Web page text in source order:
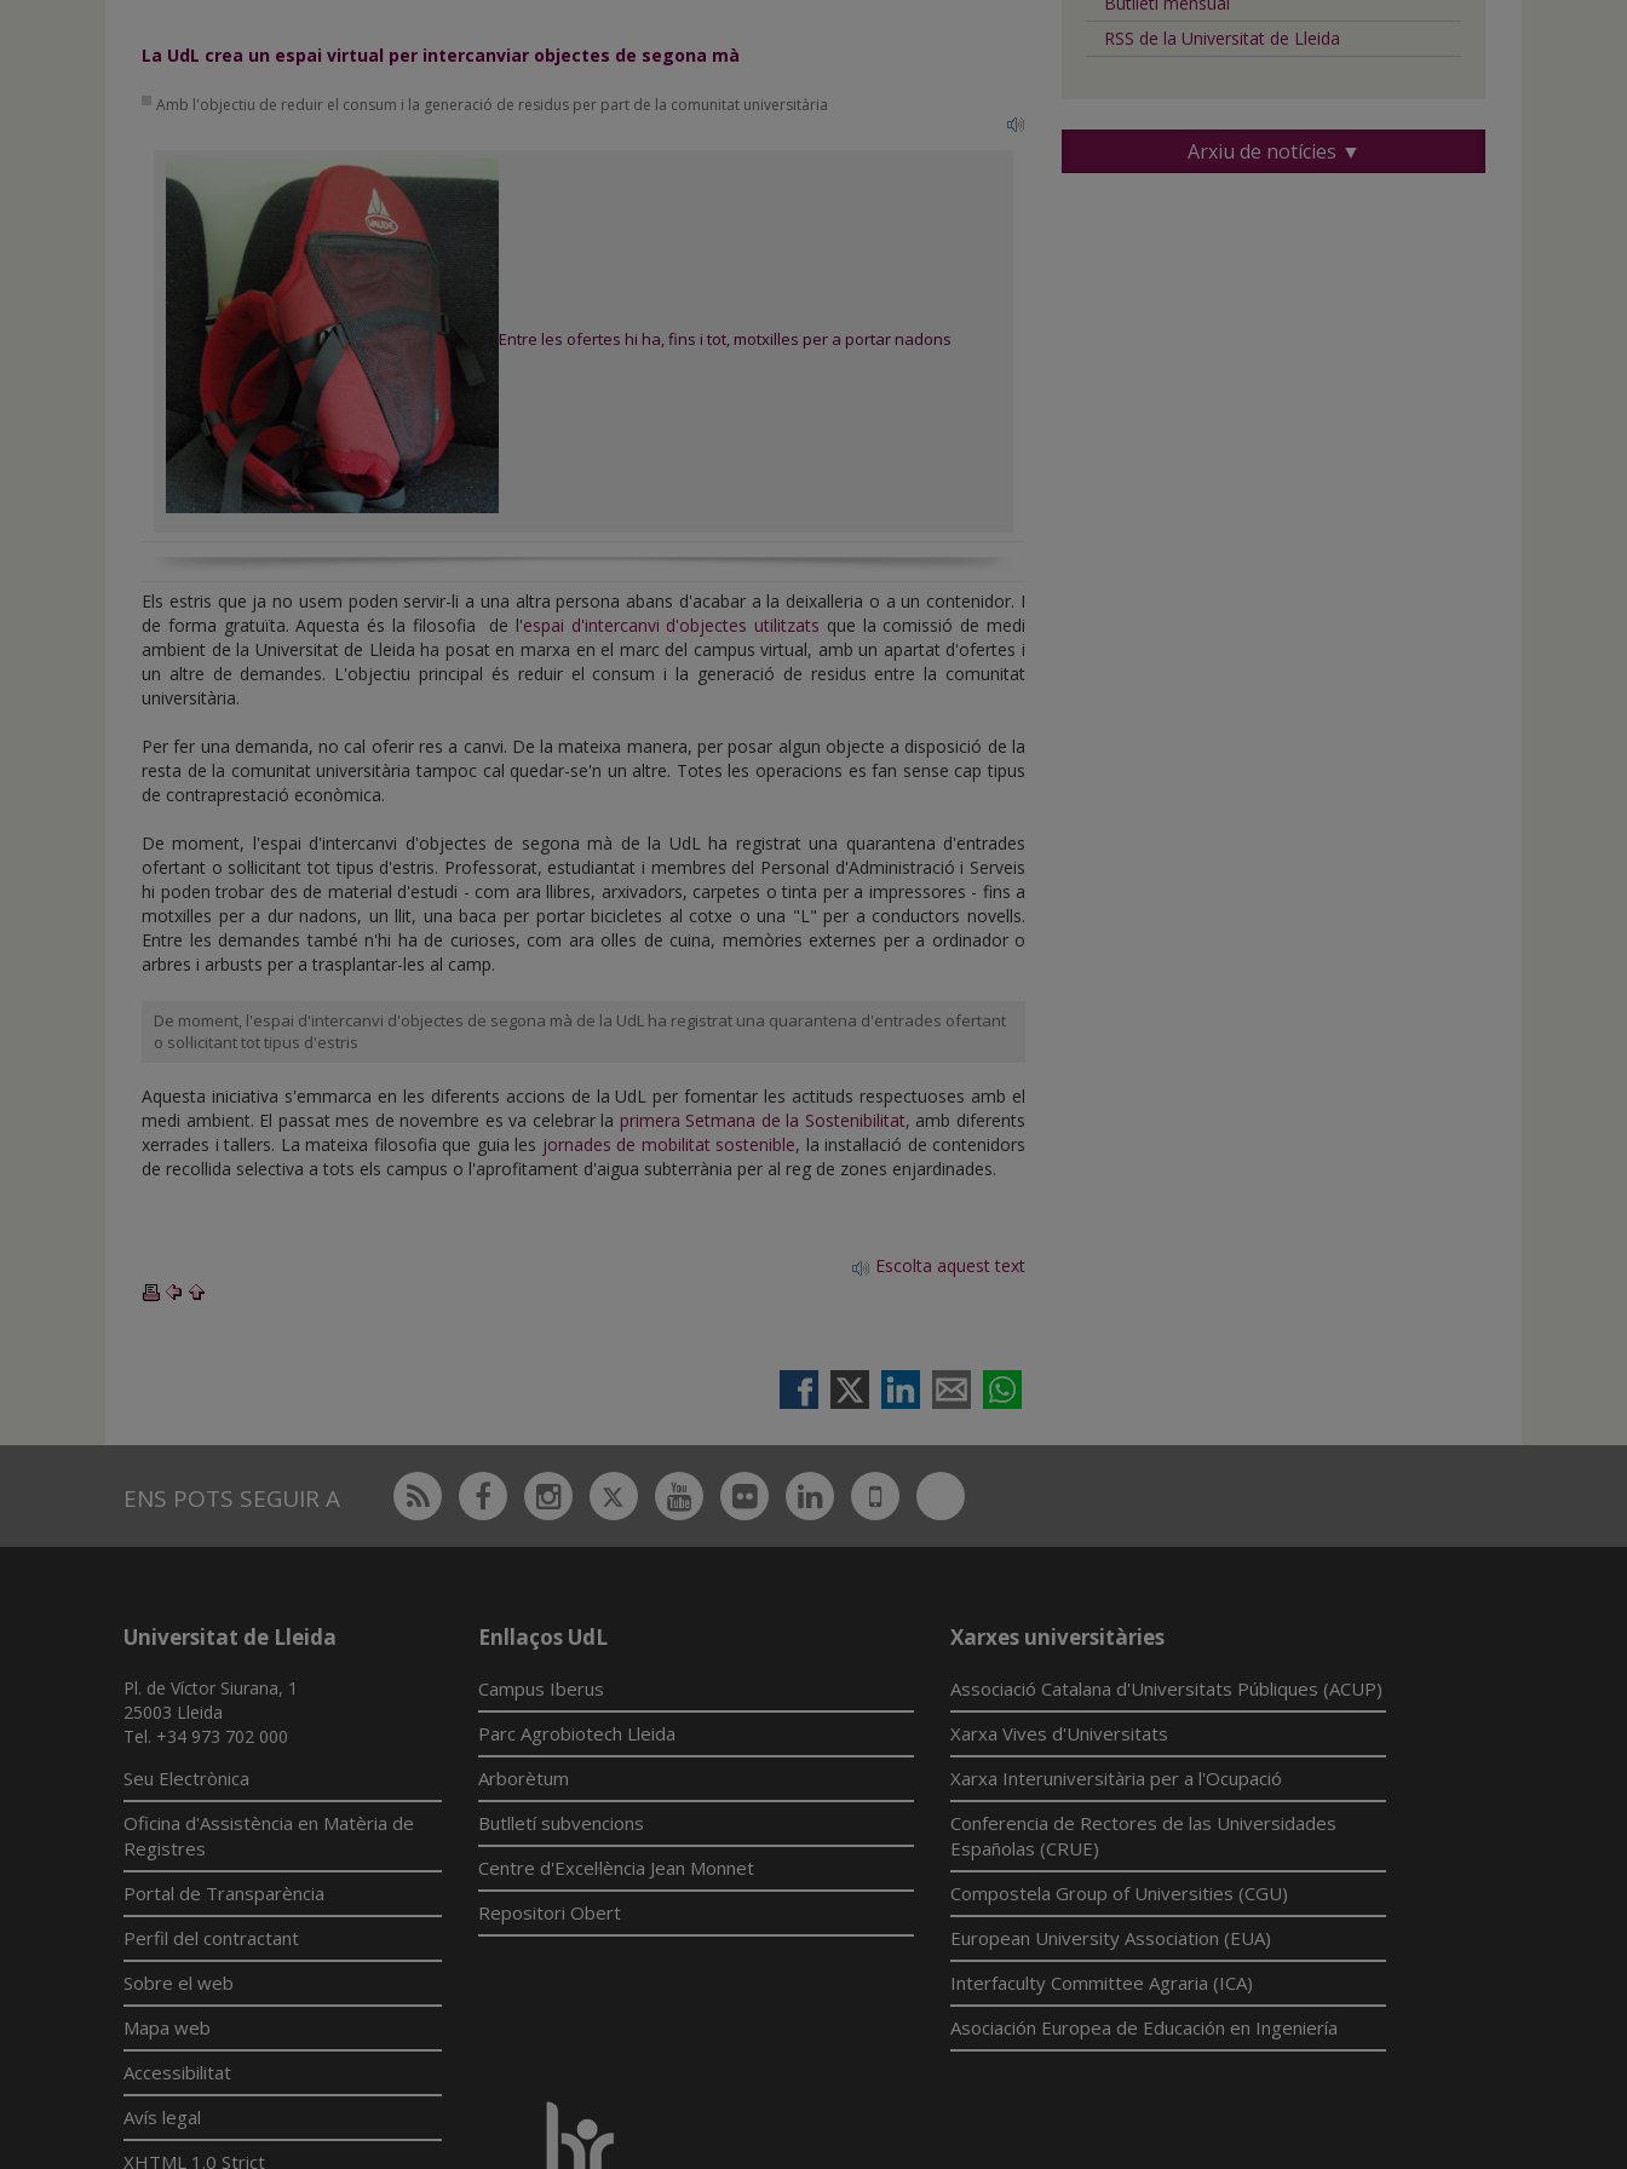
La UdL crea un espai virtual per intercanviar objectes de segona mà
Amb l'objectiu de reduir el consum i la generació de residus per part de la comunitat universitària
Entre les ofertes hi ha, fins i tot, motxilles per a portar nadons
Els estris que ja no usem poden servir-li a una altra persona abans d'acabar a la deixalleria o a un contenidor. I
de forma gratuïta. Aquesta és la filosofia de l'espai d'intercanvi d'objectes utilitzats que la comissió de medi
ambient de la Universitat de Lleida ha posat en marxa en el marc del campus virtual, amb un apartat d'ofertes i
un altre de demandes. L'objectiu principal és reduir el consum i la generació de residus entre la comunitat
universitària.
Per fer una demanda, no cal oferir res a canvi. De la mateixa manera, per posar algun objecte a disposició de la
resta de la comunitat universitària tampoc cal quedar-se'n un altre. Totes les operacions es fan sense cap tipus
de contraprestació econòmica.
De moment, l'espai d'intercanvi d'objectes de segona mà de la UdL ha registrat una quarantena d'entrades
ofertant o sol·licitant tot tipus d'estris. Professorat, estudiantat i membres del Personal d'Administració i Serveis
hi poden trobar des de material d'estudi - com ara llibres, arxivadors, carpetes o tinta per a impressores - fins a
motxilles per a dur nadons, un llit, una baca per portar bicicletes al cotxe o una "L" per a conductors novells.
Entre les demandes també n'hi ha de curioses, com ara olles de cuina, memòries externes per a ordinador o
arbres i arbusts per a trasplantar-les al camp.
De moment, l'espai d'intercanvi d'objectes de segona mà de la UdL ha registrat una quarantena d'entrades ofertant
o sol·licitant tot tipus d'estris
Aquesta iniciativa s'emmarca en les diferents accions de la UdL per fomentar les actituds respectuoses amb el
medi ambient. El passat mes de novembre es va celebrar la primera Setmana de la Sostenibilitat, amb diferents
xerrades i tallers. La mateixa filosofia que guia les jornades de mobilitat sostenible, la instal·lació de contenidors
de recollida selectiva a tots els campus o l'aprofitament d'aigua subterrània per al reg de zones enjardinades.
Escolta aquest text
RSS de la Universitat de Lleida
Arxiu de notícies ▼
ENS POTS SEGUIR A Rss FacebookInstagram
TwitterYoutubeFlickrLinkedin
UdL
App
Bluesky
Universitat de Lleida
Pl. de Víctor Siurana, 1
25003 Lleida
Tel. +34 973 702 000
Seu Electrònica
Oficina d'Assistència en Matèria de
Registres
Portal de Transparència
Perfil del contractant
Sobre el web
Mapa web
Accessibilitat
Avís legal
XHTML 1.0 Strict
Enllaços UdL
Campus Iberus
Parc Agrobiotech Lleida
Arborètum
Butlletí subvencions
Centre d'Excel·lència Jean Monnet
Repositori Obert
Xarxes universitàries
Associació Catalana d'Universitats Públiques (ACUP)
Xarxa Vives d'Universitats
Xarxa Interuniversitària per a l'Ocupació
Conferencia de Rectores de las Universidades
Españolas (CRUE)
Compostela Group of Universities (CGU)
European University Association (EUA)
Interfaculty Committee Agraria (ICA)
Asociación Europea de Educación en Ingeniería